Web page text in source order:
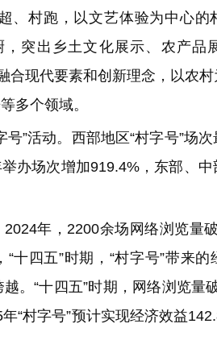
村跑，以文艺体验为中心的
突出乡土文化展示、农产品
现代要素和创新理念，以农村
多个领域。
活动。西部地区“村字号”场次
办场次增加919.4%，东部、中
年，2200余场网络浏览量
十四五”时期，“村字号”带来
。“十四五”时期，网络浏览量
“村字号”预计实现经济效益